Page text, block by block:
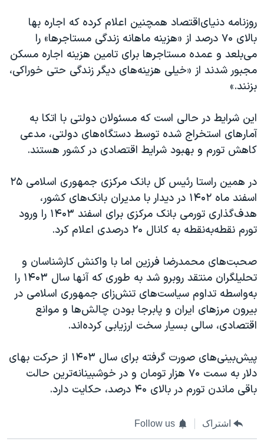
روزنامه دنیای‌اقتصاد همچنین اعلام کرده که اجاره بها
بالای ۷۰ درصد از «هزینه ماهانه زندگی مستاجرها» را
می‌بلعد و عمده مستاجرها برای تامین هزینه اجاره مسکن
مجبور شدند از «خیلی هزینه‌های دیگر زندگی حتی خوراکی،
بزنند.»
این شرایط در حالی است که مسئولان دولتی با اتکا به
آمارهای استخراج شده توسط دستگاه‌های دولتی، مدعی
کاهش تورم و بهبود شرایط اقتصادی در کشور هستند.
در همین راستا رئیس کل بانک مرکزی جمهوری اسلامی ۲۵
اسفند ماه ۱۴۰۲ در دیدار با مدیران بانک‌های کشور،
هدف‌گذاری تورمی بانک مرکزی برای اسفند ۱۴۰۳ را ورود
تورم نقطه‌به‌نقطه به کانال ۲۰ درصدی اعلام کرد.
صحبت‌های محمدرضا فرزین اما با واکنش کارشناسان و
تحلیلگران منتقد روبرو شد به طوری که آنها سال ۱۴۰۳ را
به‌واسطه تداوم سیاست‌های تنش‌زای جمهوری اسلامی در
بیرون مرز‌های ایران و پابرجا بودن چالش‌ها و موانع
اقتصادی، سالی بسیار سخت ارزیابی کرده‌اند.
پیش‌بینی‌های صورت گرفته برای سال ۱۴۰۳ از حرکت بهای
دلار به سمت ۷۰ هزار تومان و در خوشبینانه‌ترین حالت
باقی ماندن تورم در بالای ۴۰ درصد، حکایت دارد.
اشتراک Follow us